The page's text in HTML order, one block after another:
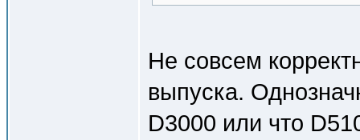
Не совсем
выпуска.
D3000 или что